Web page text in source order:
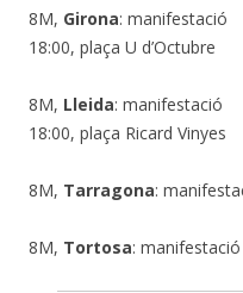
8M, Girona: manifestació
18:00, plaça U d’Octubre
8M, Lleida: manifestació
18:00, plaça Ricard Vinyes
8M, Tarragona:
8M, Tortosa: